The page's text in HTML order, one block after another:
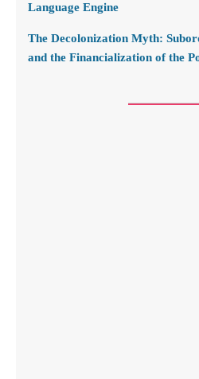
Language Engine
The Decolonization Myth:
and the Financialization of the